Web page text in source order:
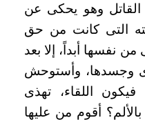
القاتل وهو يحكى عن
التى كانت من حق
نفسها أبداً، إلا بعد
وجسدها، وأستوحش
فيكون اللقاء، تهذى
أقوم من عليها